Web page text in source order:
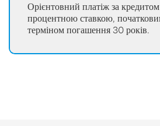
Орієнтовний платіж за
процентною ставкою,
терміном погашення 30 років.